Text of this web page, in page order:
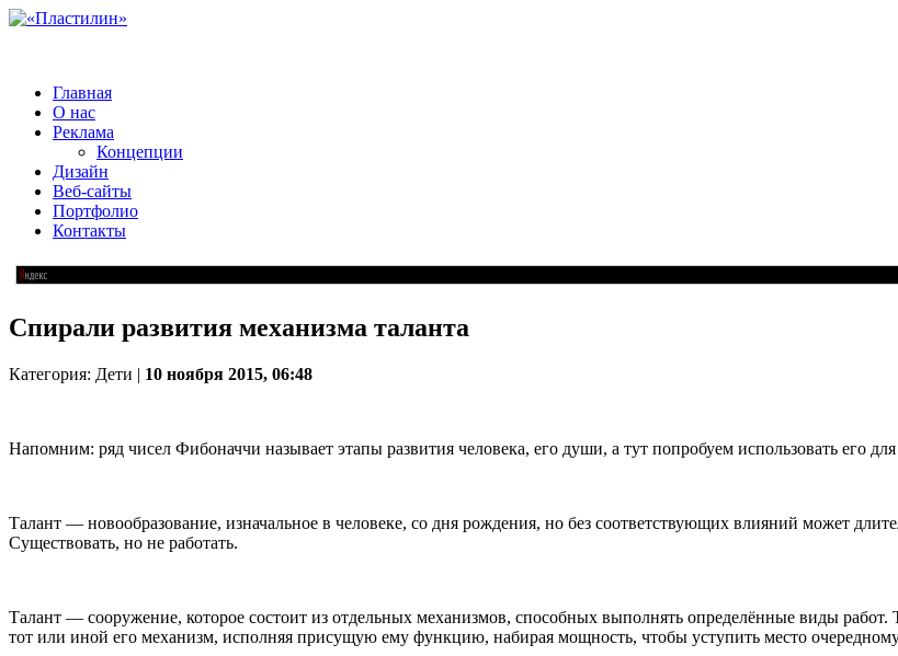
Главная
О нас
Реклама
Концепции
Дизайн
Веб-сайты
Портфолио
Контакты
Спирали развития механизма таланта
Категория: Дети | 10 ноября 2015, 06:48
Напомним: ряд чисел Фибоначчи называет этапы развития человека, его души, а тут попробуем использовать его
Талант — новообразование, изначальное в человеке, со дня рождения, но без соответствующих влияний может
Существовать, но не работать.
Талант — сооружение, которое состоит из отдельных механизмов, способных выполнять определённые виды работ.
тот или иной его механизм, исполняя присущую ему функцию, набирая мощность, чтобы уступить место